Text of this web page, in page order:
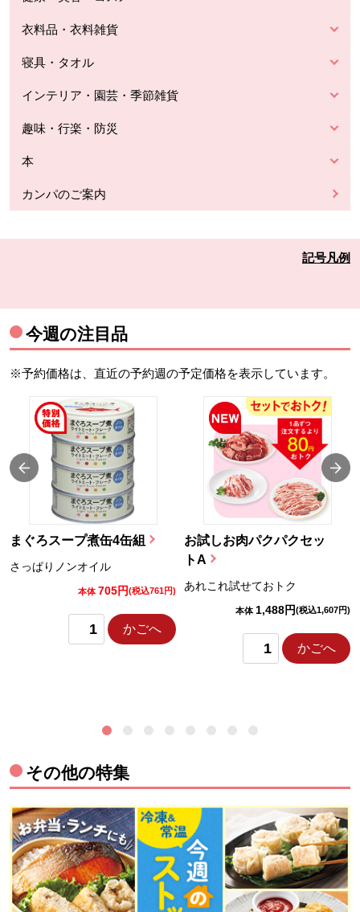
衣料品・衣料雑貨
寝具・タオル
インテリア・園芸・季節雑貨
趣味・行楽・防災
本
カンパのご案内
記号凡例
今週の注目品
※予約価格は、直近の予約週の予定価格を表示しています。
まぐろスープ煮缶4缶組
さっぱりノンオイル
本体 705円(税込761円)
かごへ
お試しお肉パクパクセッ
トA
あれこれ試せておトク
本体 1,488円(税込1,607円)
かごへ
その他の特集